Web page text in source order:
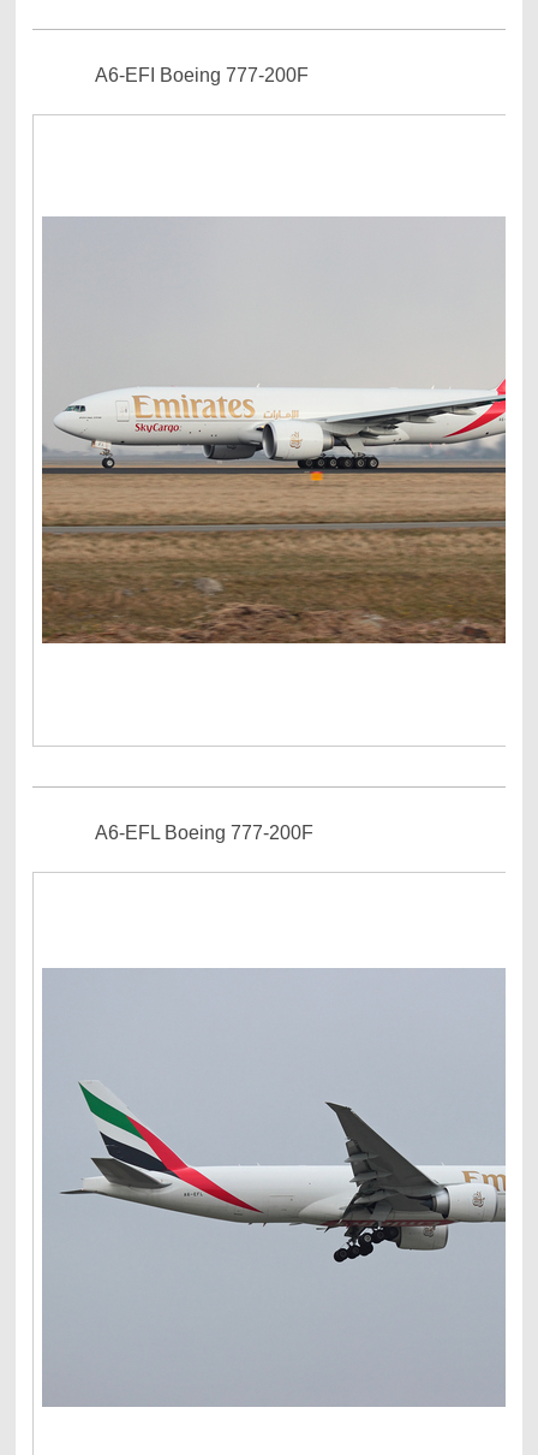
A6-EFI Boeing 777-200F
A6-EFL Boeing 777-200F